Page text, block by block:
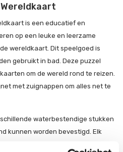
is een educatief en
op een leuke en leerzame
wereldkaart. Dit speelgoed is
gebruikt in bad. Deze puzzel
om de wereld rond te reizen.
met zuignappen om alles net te
waterbestendige stukken
kunnen worden bevestigd. Elk